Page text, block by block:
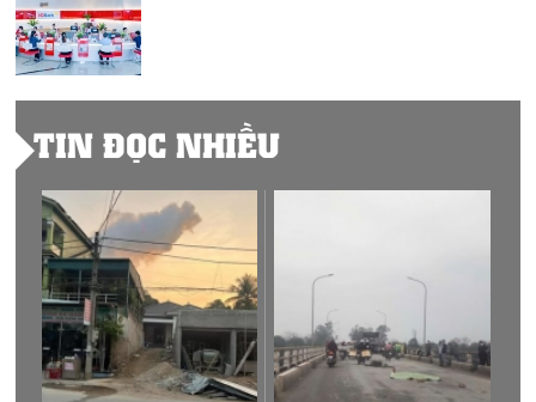
TIN ĐỌC NHIỀU